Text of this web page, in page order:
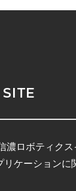
濃ロボティク
リケーションに